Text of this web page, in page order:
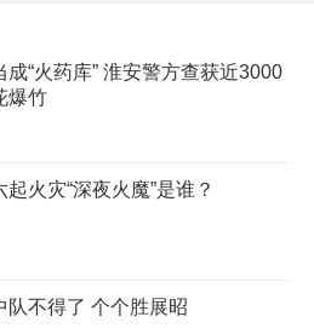
成“火药库” 淮安警方查获近3000
爆竹
起火灾“深夜火魔”是谁？
队不得了 个个胜展昭